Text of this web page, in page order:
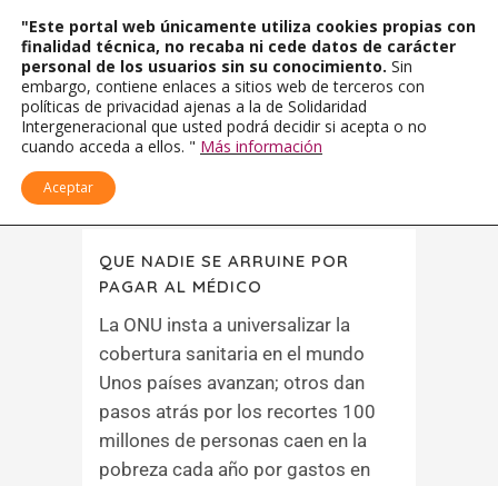
QUE NADIE SE ARRUINE POR
PAGAR AL MÉDICO
La ONU insta a universalizar la
cobertura sanitaria en el mundo
Unos países avanzan; otros dan
pasos atrás por los recortes 100
millones de personas caen en la
pobreza cada año por gastos en
"Este portal web únicamente utiliza cookies propias con
finalidad técnica, no recaba ni cede datos de carácter
personal de los usuarios sin su conocimiento. Sin
embargo, contiene enlaces a sitios web de terceros con
políticas de privacidad ajenas a la de Solidaridad
Intergeneracional que usted podrá decidir si acepta o no
cuando acceda a ellos. " Más información
Aceptar